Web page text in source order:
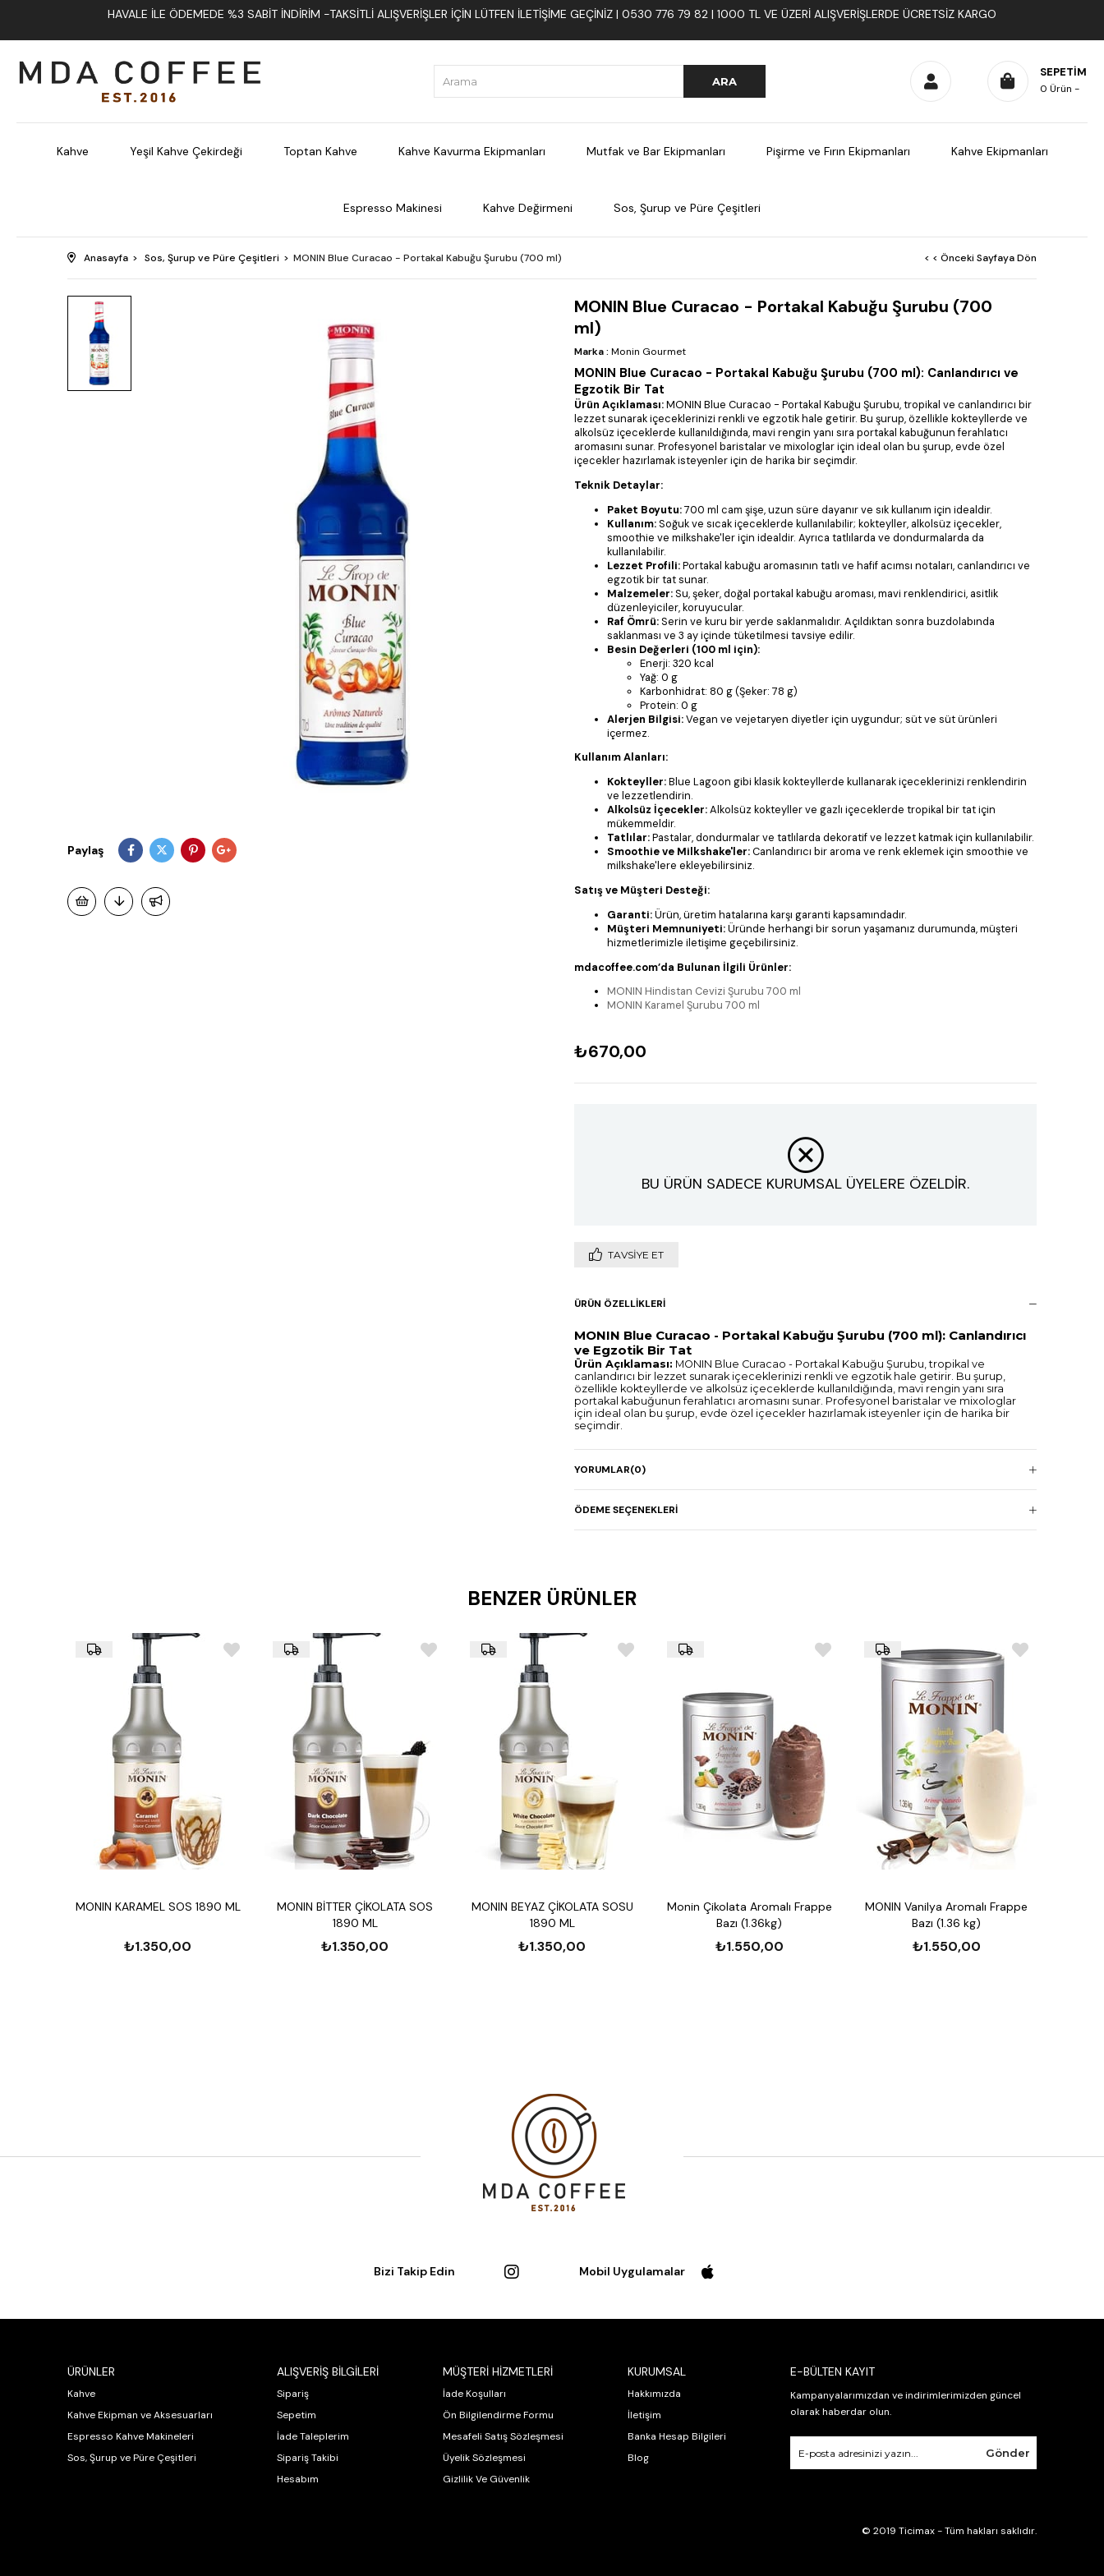
HAVALE İLE ÖDEMEDE %3 SABIT İNDIRIM -TAKSITLI ALIŞVERIŞLER İÇIN LÜTFEN ILETIŞIME GEÇINIZ | 0530 776 79 82 | 1000 TL VE ÜZERI ALIŞVERIŞLERDE ÜCRETSIZ KARGO
SEPETIM
0 Ürün
Kahve Yeşil Kahve Çekirdeği Toptan Kahve Kahve Kavurma Ekipmanları Mutfak ve Bar Ekipmanları Pişirme ve Fırın Ekipmanları Kahve Ekipmanları
Espresso Makinesi Kahve Değirmeni Sos, Şurup ve Püre Çeşitleri
Anasayfa Sos, Şurup ve Püre Çeşitleri MONIN Blue Curacao - Portakal Kabuğu Şurubu (700 ml) < < Önceki Sayfaya Dön
Paylaş
MONIN Blue Curacao - Portakal Kabuğu Şurubu (700
ml)
Marka: Monin Gourmet
MONIN Blue Curacao - Portakal Kabuğu Şurubu (700 ml): Canlandırıcı ve
Egzotik Bir Tat
Ürün Açıklaması:MONIN Blue Curacao - Portakal Kabuğu Şurubu, tropikal ve canlandırıcı bir
lezzet sunarak içeceklerinizi renkli ve egzotik hale getirir. Bu şurup, özellikle kokteyllerde ve
alkolsüz içeceklerde kullanıldığında, mavi rengin yanı sıra portakal kabuğunun ferahlatıcı
aromasını sunar. Profesyonel baristalar ve mixologlar için ideal olan bu şurup, evde özel
içecekler hazırlamak isteyenler için de harika bir seçimdir.
Teknik Detaylar:
Paket Boyutu:700 ml cam şişe, uzun süre dayanır ve sık kullanım için idealdir.
Kullanım:Soğuk ve sıcak içeceklerde kullanılabilir; kokteyller, alkolsüz içecekler,
smoothie ve milkshake'ler için idealdir. Ayrıca tatlılarda ve dondurmalarda da
kullanılabilir.
Lezzet Profili:Portakal kabuğu aromasının tatlı ve hafif acımsı notaları, canlandırıcı ve
egzotik bir tat sunar.
Malzemeler:Su, şeker, doğal portakal kabuğu aroması, mavi renklendirici, asitlik
düzenleyiciler, koruyucular.
Raf Ömrü:Serin ve kuru bir yerde saklanmalıdır. Açıldıktan sonra buzdolabında
saklanması ve 3 ay içinde tüketilmesi tavsiye edilir.
Besin Değerleri (100 ml için):
Enerji: 320 kcal
Yağ: 0 g
Karbonhidrat: 80 g (Şeker: 78 g)
Protein: 0 g
Alerjen Bilgisi:Vegan ve vejetaryen diyetler için uygundur; süt ve süt ürünleri
içermez.
Kullanım Alanları:
Kokteyller:Blue Lagoon gibi klasik kokteyllerde kullanarak içeceklerinizi renklendirin
ve lezzetlendirin.
Alkolsüz İçecekler:Alkolsüz kokteyller ve gazlı içeceklerde tropikal bir tat için
mükemmeldir.
Tatlılar:Pastalar, dondurmalar ve tatlılarda dekoratif ve lezzet katmak için kullanılabilir.
Smoothie ve Milkshake'ler:Canlandırıcı bir aroma ve renk eklemek için smoothie ve
milkshake'lere ekleyebilirsiniz.
Satış ve Müşteri Desteği:
Garanti:Ürün, üretim hatalarına karşı garanti kapsamındadır.
Müşteri Memnuniyeti:Üründe herhangi bir sorun yaşamanız durumunda, müşteri
hizmetlerimizle iletişime geçebilirsiniz.
mdacoffee.com’da Bulunan İlgili Ürünler:
MONIN Hindistan Cevizi Şurubu 700 ml
MONIN Karamel Şurubu 700 ml
₺670,00
BU ÜRÜN SADECE KURUMSAL ÜYELERE ÖZELDİR.
TAVSIYE ET
ÜRÜN ÖZELLIKLERI
MONIN Blue Curacao - Portakal Kabuğu Şurubu (700 ml): Canlandırıcı
ve Egzotik Bir Tat
Ürün Açıklaması: MONIN Blue Curacao - Portakal Kabuğu Şurubu, tropikal ve
canlandırıcı bir lezzet sunarak içeceklerinizi renkli ve egzotik hale getirir. Bu şurup,
özellikle kokteyllerde ve alkolsüz içeceklerde kullanıldığında, mavi rengin yanı sıra
portakal kabuğunun ferahlatıcı aromasını sunar. Profesyonel baristalar ve mixologlar
için ideal olan bu şurup, evde özel içecekler hazırlamak isteyenler için de harika bir
seçimdir.
Teknik Detaylar:
Paket Boyutu:
Kullanım:Soğuk ve sıcak içeceklerde kullanılabilir; kokteyller, alkolsüz
içecekler, smoothie ve milkshake'ler için idealdir. Ayrıca tatlılarda ve
dondurmalarda da kullanılabilir.
Raf Ömrü:
Enerji: 320 kcal
Protein: 0 g
Vegan ve vejetaryen diyetler için uygundur; süt ve süt ürünleri
Blue Lagoon gibi klasik kokteyllerde kullanarak içeceklerinizi
renklendirin ve lezzetlendirin.
Alkolsüz İçecekler:Alkolsüz kokteyller ve gazlı içeceklerde tropikal bir tat için
Pastalar, dondurmalar ve tatlılarda dekoratif ve lezzet katmak için
Satış ve Müşteri Desteği:
Ürün, üretim hatalarına karşı garanti kapsamındadır.
YORUMLAR(0)
ÖDEME SEÇENEKLERI
BENZER ÜRÜNLER
MONIN KARAMEL SOS 1890 ML
₺1.350,00
MONIN BİTTER ÇİKOLATA SOS
1890 ML
₺1.350,00
MONIN BEYAZ ÇİKOLATA SOSU
1890 ML
₺1.350,00
Monin Çikolata Aromalı Frappe
Bazı (1.36kg)
₺1.550,00
MONIN Vanilya Aromalı Frappe
Bazı (1.36 kg)
₺1.550,00
Bizi Takip Edin Mobil Uygulamalar
ÜRÜNLER
Kahve
Kahve Ekipman ve Aksesuarları
Espresso Kahve Makineleri
Sos, Şurup ve Püre Çeşitleri
ALIŞVERİŞ BİLGİLERİ
Sipariş
Sepetim
İade Taleplerim
Sipariş Takibi
Hesabım
MÜŞTERİ HİZMETLERİ
İade Koşulları
Ön Bilgilendirme Formu
Mesafeli Satış Sözleşmesi
Üyelik Sözleşmesi
Gizlilik Ve Güvenlik
KURUMSAL
Hakkımızda
İletişim
Banka Hesap Bilgileri
Blog
E-BÜLTEN KAYIT
Kampanyalarımızdan ve indirimlerimizden güncel
olarak haberdar olun.
Gönder
© 2019 Ticimax - Tüm hakları saklıdır.